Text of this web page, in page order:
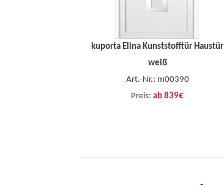
kuporta Elina Kunststofftür Haustür
weiß
Art.-Nr.: m00390
Preis: ab 839€